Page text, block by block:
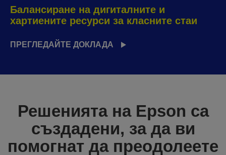
Балансиране на дигиталните и
хартиените ресурси за класните стаи
ПРЕГЛЕДАЙТЕ ДОКЛАДА
Решенията на Epson са
създадени, за да ви
помогнат да преодолеете